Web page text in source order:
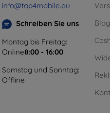
info@top4mobile.eu
Schreiben Sie uns
Montag bis Freitag:
Online8:00 - 16:00
Samstag und Sonntag:
Offline
Blog